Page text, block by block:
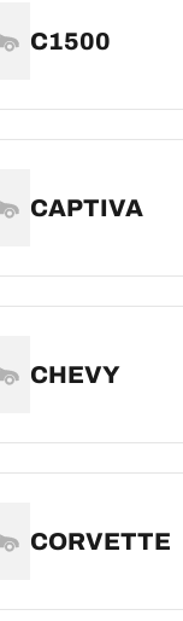
C1500
CAPTIVA
CHEVY
CORVETTE